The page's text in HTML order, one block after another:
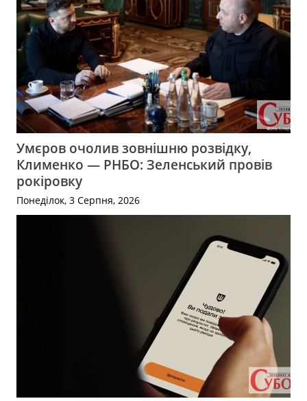
Умєров очолив зовнішню розвідку,
Клименко — РНБО: Зеленський провів
рокіровку
Понеділок, 3 Серпня, 2026